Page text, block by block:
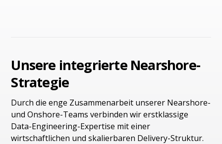
Unsere integrierte Nearshore-
Strategie
Durch die enge Zusammenarbeit unserer Nearshore-
und Onshore-Teams verbinden wir erstklassige
Data-Engineering-Expertise mit einer
wirtschaftlichen und skalierbaren Delivery-Struktur.